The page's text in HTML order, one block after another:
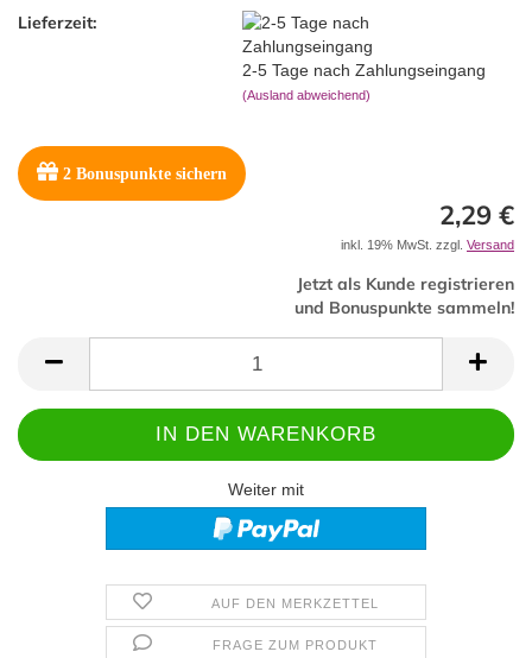
Lieferzeit:
2-5 Tage nach Zahlungseingang
(Ausland abweichend)
2 Bonuspunkte sichern
2,29 €
inkl. 19% MwSt. zzgl. Versand
Jetzt als Kunde registrieren
und Bonuspunkte sammeln!
Weiter mit
AUF DEN MERKZETTEL
FRAGE ZUM PRODUKT